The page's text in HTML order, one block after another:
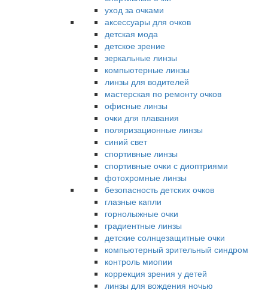
уход за очками
аксессуары для очков
детская мода
детское зрение
зеркальные линзы
компьютерные линзы
линзы для водителей
мастерская по ремонту очков
офисные линзы
очки для плавания
поляризационные линзы
синий свет
спортивные линзы
спортивные очки с диоптриями
фотохромные линзы
безопасность детских очков
глазные капли
горнолыжные очки
градиентные линзы
детские солнцезащитные очки
компьютерный зрительный синдром
контроль миопии
коррекция зрения у детей
линзы для вождения ночью